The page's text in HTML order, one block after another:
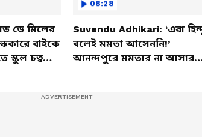
ডে মিলের
বাইকে
স্কুল চত্বরে
08:28
Suvendu Adhikari: ‘এরা
বলেই মমতা আসেননি!’
আনন্দপুরে মমতার না আসার